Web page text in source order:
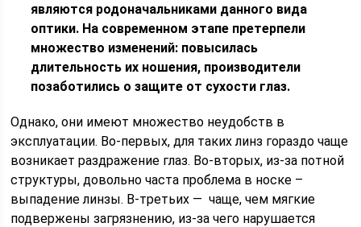
являются родоначальниками данного вида
оптики. На современном этапе претерпели
множество изменений: повысилась
длительность их ношения, производители
позаботились о защите от сухости глаз.
Однако, они имеют множество неудобств в
эксплуатации. Во-первых, для таких линз гораздо чаще
возникает раздражение глаз. Во-вторых, из-за потной
структуры, довольно часта проблема в носке –
выпадение линзы. В-третьих — чаще, чем мягкие
подвержены загрязнению, из-за чего нарушается